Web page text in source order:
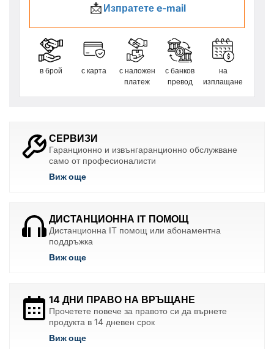
📩 Изпратете e-mail
в брой с карта
с наложен
платеж
с банков
превод
на
изплащане
СЕРВИЗИ
Гаранционно и извънгаранционно обслужване
само от професионалисти
Виж още
ДИСТАНЦИОННА IT ПОМОЩ
Дистанционна IT помощ или абонаментна
поддръжка
Виж още
14 ДНИ ПРАВО НА ВРЪЩАНЕ
Прочетете повече за правото си да върнете
продукта в 14 дневен срок
Виж още